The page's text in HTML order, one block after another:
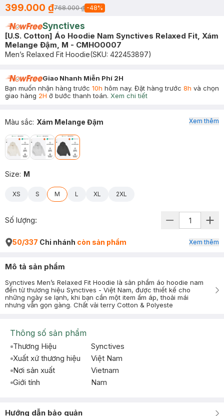
399.000 ₫768.000 ₫ -48%
Synctives
[U.S. Cotton] Áo Hoodie Nam Synctives Relaxed Fit, Xám
Melange Đậm, M - CMHO0007
Men’s Relaxed Fit Hoodie(SKU: 422453897)
Giao Nhanh Miễn Phí 2H
Bạn muốn nhận hàng trước 10h hôm nay. Đặt hàng trước 8h và chọn
giao hàng 2H ở bước thanh toán. Xem chi tiết
Màu sắc: Xám Melange Đậm
Size: M
XS S M L XL 2XL
Xem thêm
Số lượng:
50/337 Chi nhánh còn sản phẩm Xem thêm
Mô tả sản phẩm
Synctives Men’s Relaxed Fit Hoodie là sản phẩm áo hoodie nam
đến từ thương hiệu Synctives - Việt Nam, được thiết kế cho
những ngày se lạnh, khi bạn cần một item ấm áp, thoải mái
nhưng vẫn gọn gàng. Chất vải terry Cotton & Polyeste
Thông số sản phẩm
Thương Hiệu
Synctives
Xuất xứ thương hiệu
Việt Nam
Nơi sản xuất
Vietnam
Giới tính
Nam
Hướng dẫn bảo quản